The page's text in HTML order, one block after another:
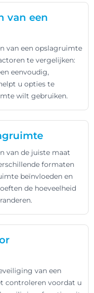
van een
van een opslagruimte
te vergelijken:
eenvoudig,
u opties te
wilt gebruiken.
van de juiste maat
formaten
beïnvloeden en
de hoeveelheid
van een
controleren voordat u